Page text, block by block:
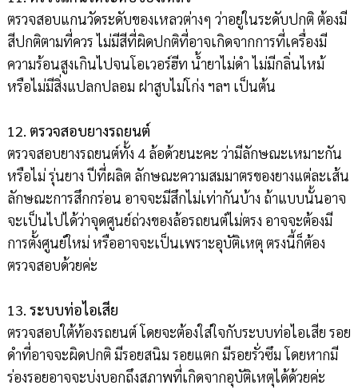
ตรวจสอบแกนวัดระดับของเหลวต่างๆ ว่าอยู่ในระดับปกติ ต้องมี
สีปกติตามที่ควร ไม่มีสีที่ผิดปกติที่อาจเกิดจากการที่เครื่องมี
ความร้อนสูงเกินไปจนโอเวอร์ฮีท น้ำยาไม่ดำ ไม่มีกลิ่นไหม้
หรือไม่มีสิ่งแปลกปลอม ฝาสูบไม่โก่ง ฯลฯ เป็นต้น
12. ตรวจสอบยางรถยนต์
ตรวจสอบยางรถยนต์ทั้ง 4 ล้อด้วยนะคะ ว่ามีลักษณะเหมาะกัน
หรือไม่ รุ่นยาง ปีที่ผลิต ลักษณะความสมมาตรของยางแต่ละเส้น
ลักษณะการสึกกร่อน อาจจะมีสึกไม่เท่ากันบ้าง ถ้าแบบนั้นอาจ
จะเป็นไปได้ว่าจุดศูนย์ถ่วงของล้อรถยนต์ไม่ตรง อาจจะต้องมี
การตั้งศูนย์ใหม่ หรืออาจจะเป็นเพราะอุบัติเหตุ ตรงนี้ก็ต้อง
ตรวจสอบด้วยค่ะ
13. ระบบท่อไอเสีย
ตรวจสอบใต้ท้องรถยนต์ โดยจะต้องใส่ใจกับระบบท่อไอเสีย รอย
ดำที่อาจจะผิดปกติ มีรอยสนิม รอยแตก มีรอยรั่วซึม โดยหากมี
ร่องรอยอาจจะบ่งบอกถึงสภาพที่เกิดจากอุบัติเหตุได้ด้วยค่ะ